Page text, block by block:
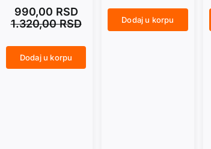
1.320,00RSD
990,00 RSD
Dodaj u korpu
Dodaj u korpu